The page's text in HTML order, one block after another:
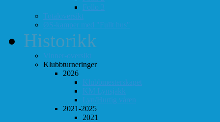
Follo 3
Totaloversikt
ØS-kamper med "Fullt hus"
Historikk
Vinner-oversikt
Klubbturneringer
2026
Klubbmesterskapet
KM Lynsjakk
Lyn/Hurtig våren
2021-2025
2021